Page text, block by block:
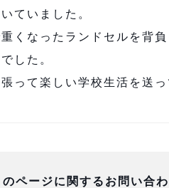
ていました。
くなったランドセルを背
した。
って楽しい学校生活を送っ
のページに関するお問い合